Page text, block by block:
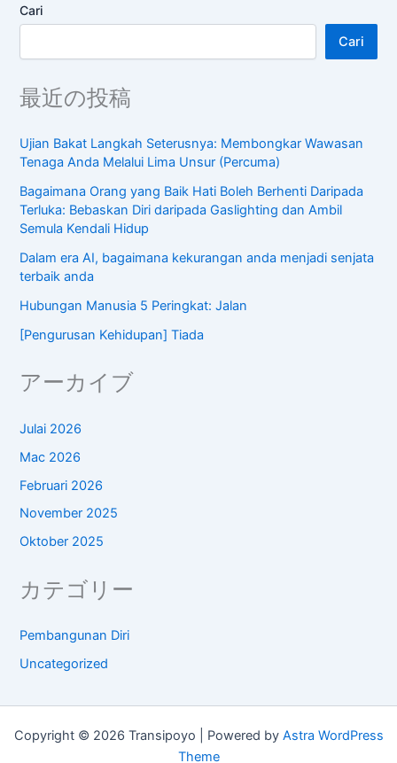
Cari
Cari
最近の投稿
Ujian Bakat Langkah Seterusnya: Membongkar Wawasan
Tenaga Anda Melalui Lima Unsur (Percuma)
Bagaimana Orang yang Baik Hati Boleh Berhenti Daripada
Terluka: Bebaskan Diri daripada Gaslighting dan Ambil
Semula Kendali Hidup
Dalam era AI, bagaimana kekurangan anda menjadi senjata
terbaik anda
Hubungan Manusia 5 Peringkat: Jalan
[Pengurusan Kehidupan] Tiada
アーカイブ
Julai 2026
Mac 2026
Februari 2026
November 2025
Oktober 2025
カテゴリー
Pembangunan Diri
Uncategorized
Copyright © 2026 Transipoyo | Powered by Astra WordPress
Theme